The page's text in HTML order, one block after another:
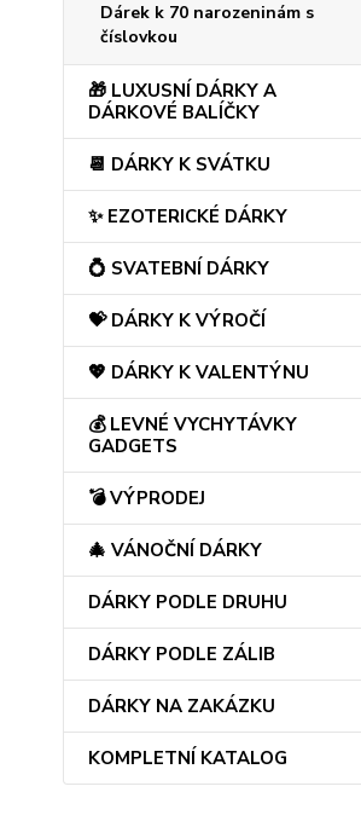
Dárek k 70 narozeninám s
číslovkou
🎁 LUXUSNÍ DÁRKY A
DÁRKOVÉ BALÍČKY
📆 DÁRKY K SVÁTKU
✨ EZOTERICKÉ DÁRKY
💍 SVATEBNÍ DÁRKY
💝 DÁRKY K VÝROČÍ
💖 DÁRKY K VALENTÝNU
💰 LEVNÉ VYCHYTÁVKY
GADGETS
💣 VÝPRODEJ
🎄 VÁNOČNÍ DÁRKY
DÁRKY PODLE DRUHU
DÁRKY PODLE ZÁLIB
DÁRKY NA ZAKÁZKU
KOMPLETNÍ KATALOG